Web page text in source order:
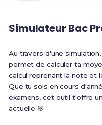
Simulateur Bac
Au travers d'une
permet de calculer ta
calcul reprenant la note et
Que tu sois en cours
examens, cet outil t'offre
actuelle 🎯